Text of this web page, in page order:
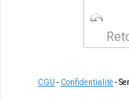
CGU - Confidentialité-